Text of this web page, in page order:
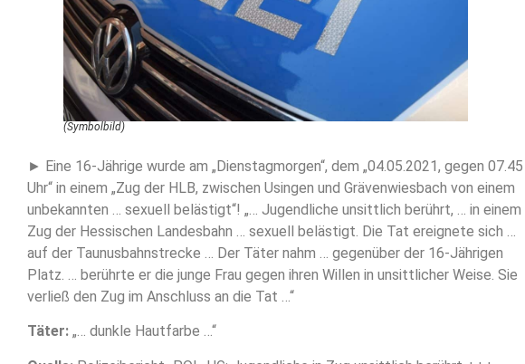
(Symbolbild)
► Eine 16-Jährige wurde am „Dienstagmorgen“, dem „04.05.2021, gegen 07.45
Uhr“ in einem „Zug der HLB, zwischen Usingen und Grävenwiesbach von einem
unbekannten … sexuell belästigt“! „… Jugendliche unsittlich berührt, … in einem
Zug der Hessischen Landesbahn … sexuell belästigt. Die Tat ereignete sich …
auf der Taunusbahnstrecke … Der Täter nahm … gegenüber der 16-Jährigen
Platz. … berührte er die junge Frau gegen ihren Willen in unsittlicher Weise. Sie
verließ den Zug im Anschluss an die Tat …“
Täter: „… dunkle Hautfarbe …“